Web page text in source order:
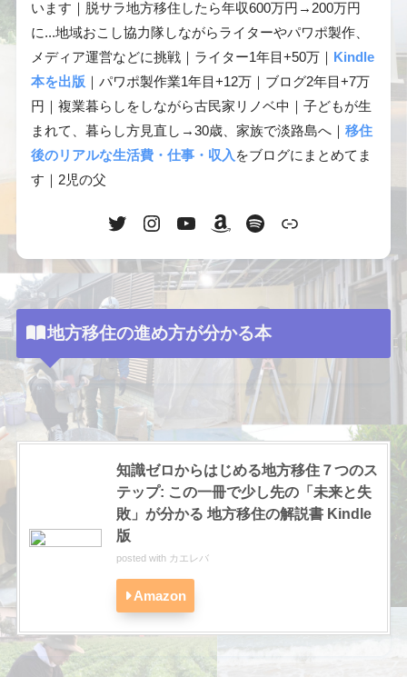
います｜脱サラ地方移住したら年収600万円→200万円
に...地域おこし協力隊しながらライターやパワポ製作、
メディア運営などに挑戦｜ライター1年目+50万｜
Kindle
本を出版 ｜パワポ製作業1年目+12万｜ブログ2年目+7万
円｜複業暮らしをしながら古民家リノベ中｜子どもが生
まれて、暮らし方見直し→30歳、家族で淡路島へ｜ 移住
後のリアルな生活費・仕事・収入 をブログにまとめてま
す｜2児の父
地方移住の進め方が分かる本
知識ゼロからはじめる地方移住７つのス
テップ: この一冊で少し先の「未来と失
敗」が分かる 地方移住の解説書 Kindle
版
posted with カエレバ
Amazon